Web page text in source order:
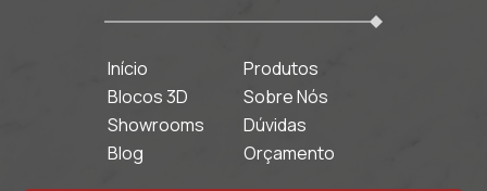
Início
Produtos
Blocos 3D
Sobre Nós
Showrooms
Dúvidas
Blog
Orçamento